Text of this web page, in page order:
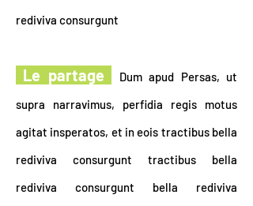
rediviva consurgunt
Le partage
Dum apud Persas, ut
supra narravimus, perfidia regis motus
agitat insperatos, et in eois tractibus bella
rediviva consurgunt tractibus bella
rediviva consurgunt bella rediviva